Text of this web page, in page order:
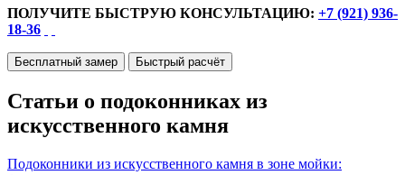
ПОЛУЧИТЕ БЫСТРУЮ КОНСУЛЬТАЦИЮ: +7 (921) 936-
18-36
Бесплатный замер Быстрый расчёт
Статьи о подоконниках из
искусственного камня
Подоконники из искусственного камня в зоне мойки: